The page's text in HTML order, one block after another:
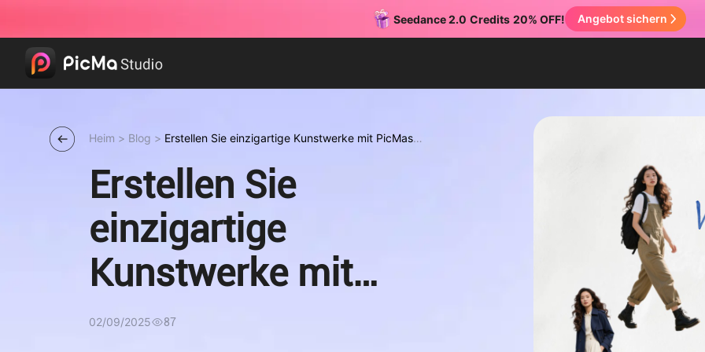
Heim > Blog > Erstellen Sie einzigartige Kunstwerke mit PicMas
Erstellen Sie
einzigartige
Kunstwerke mit
PicMas
02/09/2025 87
Seedance 2.0 Credits 20% OFF! Angebot sichern